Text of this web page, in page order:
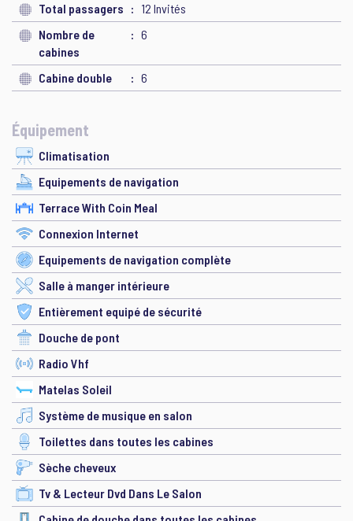
Total passagers
12 Invités
Nombre de
cabines
6
Cabine double 6
Équipement
Climatisation
Equipements de navigation
Terrace With Coin Meal
Connexion Internet
Equipements de navigation complète
Salle à manger intérieure
Entièrement equipé de sécurité
Douche de pont
Radio Vhf
Matelas Soleil
Système de musique en salon
Toilettes dans toutes les cabines
Sèche cheveux
Tv & Lecteur Dvd Dans Le Salon